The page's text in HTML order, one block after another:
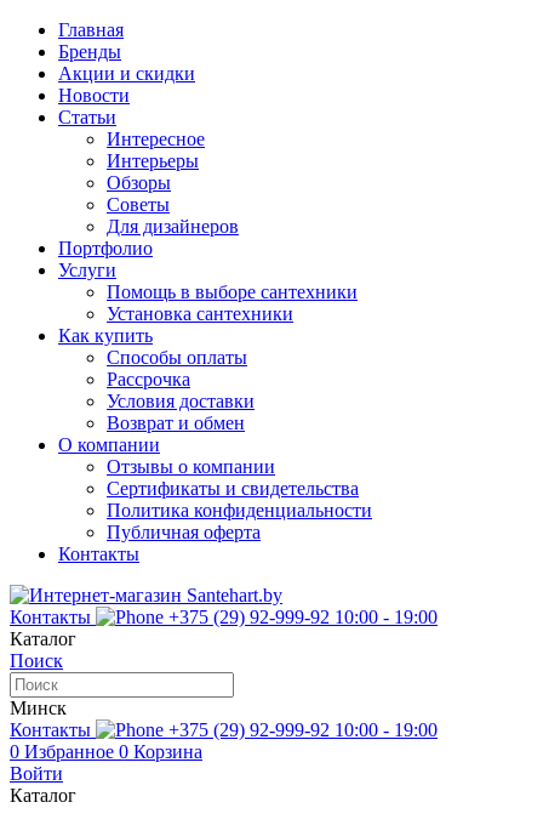
Главная
Бренды
Акции и скидки
Новости
Статьи
Интересное
Интерьеры
Обзоры
Советы
Для дизайнеров
Портфолио
Услуги
Помощь в выборе сантехники
Установка сантехники
Как купить
Способы оплаты
Рассрочка
Условия доставки
Возврат и обмен
О компании
Отзывы о компании
Сертификаты и свидетельства
Политика конфиденциальности
Публичная оферта
Контакты
Контакты +375 (29) 92-999-92 10:00 - 19:00
Каталог
Поиск
Минск
Контакты
+375 (29) 92-999-92 10:00 - 19:00
0 Избранное 0 Корзина
Войти
Каталог